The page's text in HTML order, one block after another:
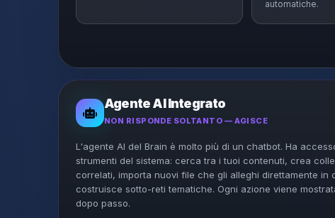
automatiche.
Agente AI Integrato
NON RISPONDE SOLTANTO — AGISCE
L'agente AI del Brain è molto più di un chatbot. Ha
strumenti del sistema: cerca tra i tuoi contenuti, crea
correlati, importa nuovi file che gli alleghi direttamente in
costruisce sotto-reti tematiche. Ogni azione viene
dopo passo.